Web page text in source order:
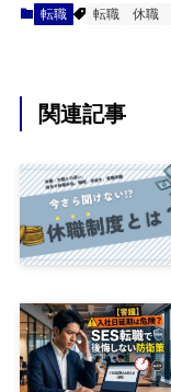
転職 転職 休職
関連記事